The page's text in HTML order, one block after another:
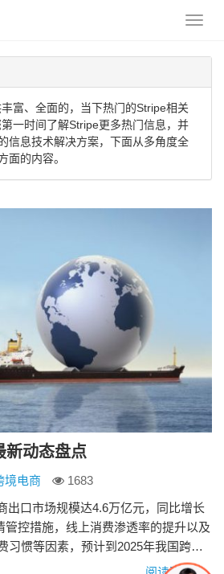
富、全面的，当下热门的Stripe相关
一时间了解Stripe更多热门信息，并
信息技术解决方案，下面从多角度全
面的内容。
新动态盘点
境电商
1683
出口市场规模达4.6万亿元，同比增长
管控措施，线上消费渗透率的提升以及
习惯等因素，预计到2025年我国跨境
到15.1万亿元，年复合增长率达